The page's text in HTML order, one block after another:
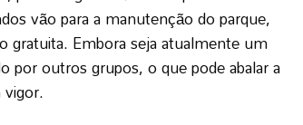
vão para a manutenção do parque,
gratuita. Embora seja atualmente um
por outros grupos, o que pode abalar a